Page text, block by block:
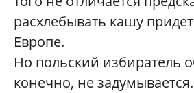
расхлебывать кашу
Европе.
Но польский избиратель
конечно, не